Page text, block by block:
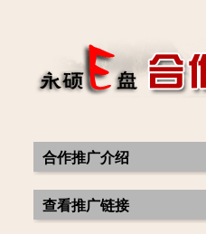
合作推广介绍
查看推广链接